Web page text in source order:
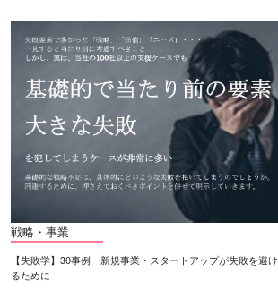
戦略・事業
【失敗学】30事例 新規事業・スタートアップが失敗を避け
るために